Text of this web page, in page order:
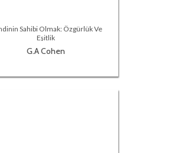
Sahibi Olmak: Özgürlük Ve
Eşitlik
G.A Cohen